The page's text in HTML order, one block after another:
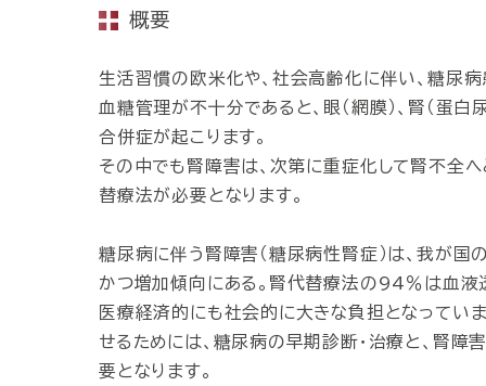
概要
生活習慣の欧米化や、社会高齢化に伴い、糖尿
血糖管理が不十分であると、眼（網膜）、腎（蛋
合併症が起こります。
その中でも腎障害は、次第に重症化して腎不全
替療法が必要となります。
糖尿病に伴う腎障害（糖尿病性腎症）は、我が
かつ増加傾向にある。腎代替療法の94％は血液
医療経済的にも社会的に大きな負担となってい
せるためには、糖尿病の早期診断・治療と、腎障
要となります。